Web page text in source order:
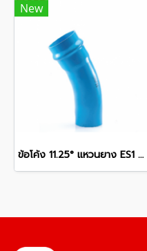
New
ข้อโค้ง 11.25° แหวนยาง ES1 SCG ขนาด 350 มม. (14 นิ้ว ) ชั้น 13.5